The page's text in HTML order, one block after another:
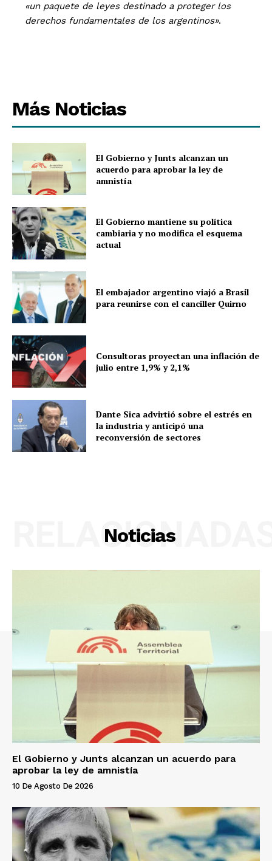
«un paquete de leyes destinado a proteger los
derechos fundamentales de los argentinos».
Más Noticias
El Gobierno y Junts alcanzan un
acuerdo para aprobar la ley de
amnistía
El Gobierno mantiene su política
cambiaria y no modifica el esquema
actual
El embajador argentino viajó a Brasil
para reunirse con el canciller Quirno
Consultoras proyectan una inflación de
julio entre 1,9% y 2,1%
Dante Sica advirtió sobre el estrés en
la industria y anticipó una
reconversión de sectores
Noticias
El Gobierno y Junts alcanzan un acuerdo para
aprobar la ley de amnistía
10 De Agosto De 2026